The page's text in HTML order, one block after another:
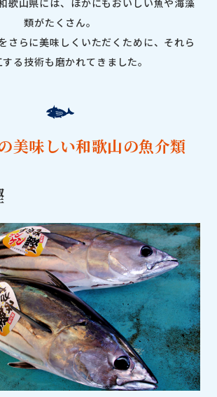
歌山県には、ほかにもおいしい魚や海藻
類がたくさん。
さらに美味しくいただくために、それら
る技術も磨かれてきました。
美味しい和歌山の魚介類